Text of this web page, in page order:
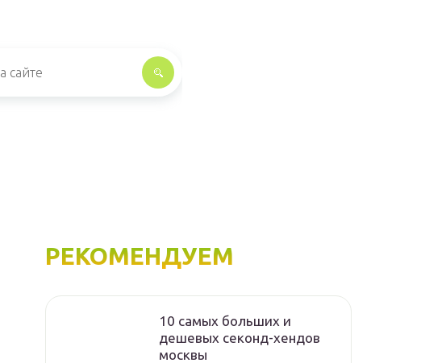
РЕКОМЕНДУЕМ
10 самых больших и
дешевых секонд-хендов
москвы